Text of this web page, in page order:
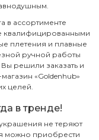
в ассортименте
квалифицированными
плетения и плавные
ручной работы
решили заказать и
«Goldenhub»
целей.
в тренде!
не теряют
можно приобрести